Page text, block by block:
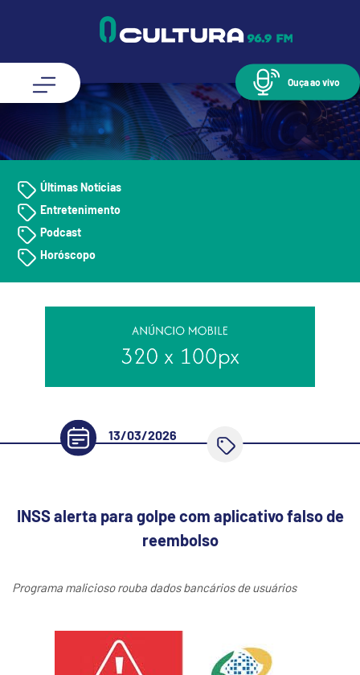
Ouça ao vivo
Últimas Notícias
Entretenimento
Podcast
Horóscopo
13/03/2026
INSS alerta para golpe com aplicativo falso de
reembolso
Programa malicioso rouba dados bancários de usuários